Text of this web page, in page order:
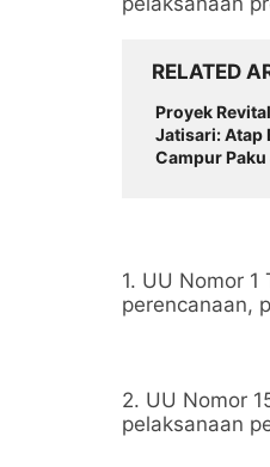
RELATED
Proyek
Jatisari: Atap
Campur Paku
1. UU Nomor
perencanaan,
2. UU Nomor
pelaksanaan